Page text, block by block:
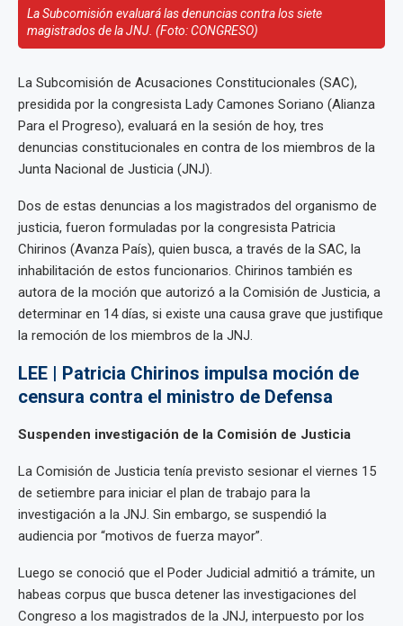
La Subcomisión evaluará las denuncias contra los siete
magistrados de la JNJ. (Foto: CONGRESO)
La Subcomisión de Acusaciones Constitucionales (SAC),
presidida por la congresista Lady Camones Soriano (Alianza
Para el Progreso), evaluará en la sesión de hoy, tres
denuncias constitucionales en contra de los miembros de la
Junta Nacional de Justicia (JNJ).
Dos de estas denuncias a los magistrados del organismo de
justicia, fueron formuladas por la congresista Patricia
Chirinos (Avanza País), quien busca, a través de la SAC, la
inhabilitación de estos funcionarios. Chirinos también es
autora de la moción que autorizó a la Comisión de Justicia, a
determinar en 14 días, si existe una causa grave que justifique
la remoción de los miembros de la JNJ.
LEE | Patricia Chirinos impulsa moción de
censura contra el ministro de Defensa
Suspenden investigación de la Comisión de Justicia
La Comisión de Justicia tenía previsto sesionar el viernes 15
de setiembre para iniciar el plan de trabajo para la
investigación a la JNJ. Sin embargo, se suspendió la
audiencia por “motivos de fuerza mayor”.
Luego se conoció que el Poder Judicial admitió a trámite, un
habeas corpus que busca detener las investigaciones del
Congreso a los magistrados de la JNJ, interpuesto por los